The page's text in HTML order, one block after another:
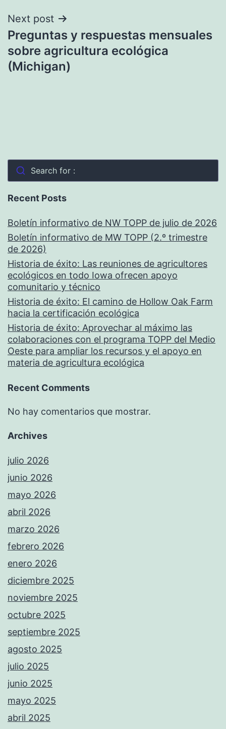
Next post
Preguntas y respuestas mensuales
sobre agricultura ecológica
(Michigan)
Search for :
Recent Posts
Boletín informativo de NW TOPP de julio de 2026
Boletín informativo de MW TOPP (2.º trimestre
de 2026)
Historia de éxito: Las reuniones de agricultores
ecológicos en todo Iowa ofrecen apoyo
comunitario y técnico
Historia de éxito: El camino de Hollow Oak Farm
hacia la certificación ecológica
Historia de éxito: Aprovechar al máximo las
colaboraciones con el programa TOPP del Medio
Oeste para ampliar los recursos y el apoyo en
materia de agricultura ecológica
Recent Comments
No hay comentarios que mostrar.
Archives
julio 2026
junio 2026
mayo 2026
abril 2026
marzo 2026
febrero 2026
enero 2026
diciembre 2025
noviembre 2025
octubre 2025
septiembre 2025
agosto 2025
julio 2025
junio 2025
mayo 2025
abril 2025